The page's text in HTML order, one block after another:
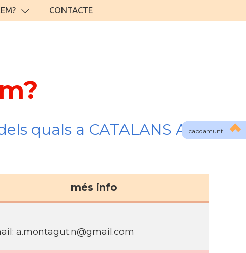
CONTACTE
capdamunt
quals a CATALANS A
més info
a.montagut.n@gmail.com